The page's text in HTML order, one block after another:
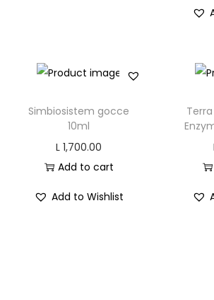
Simbiosistem gocce
10ml
L 1,700.00
Add to cart
Add to Wishlist